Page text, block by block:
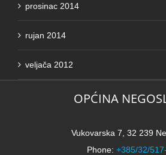
prosinac 2014
rujan 2014
veljača 2012
OPĆINA
Vukovarska 7, 32 239
Phone: +385/32/